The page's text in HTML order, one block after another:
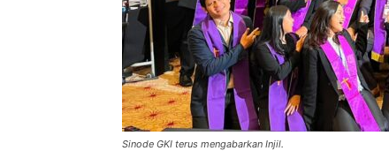
Sinode GKI terus mengabarkan Injil.